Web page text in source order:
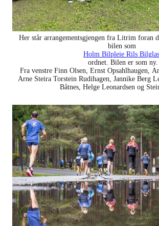
Her står arrangementsgjengen fra Litrim foran
bilen som
Holm Bilpleie Rils
ordnet. Bilen er som ny.
Fra venstre Finn Olsen, Ernst Opsahlhaugen,
Arne Steira Torstein Rudihagen, Jannike Berg
Båtnes, Helge Leonardsen og